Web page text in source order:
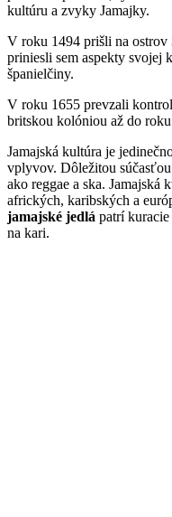
kultúru a zvyky Jamajky.
V roku 1494 prišli na ostrov
priniesli sem aspekty svojej
španielčiny.
V roku 1655 prevzali
britskou kolóniou až do
Jamajská kultúra je
vplyvov. Dôležitou
ako reggae a ska. Jamajská
afrických, karibských a
jamajské jedlá patrí
na kari.